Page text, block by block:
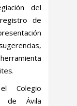
del
de
Colegio
de Ávila